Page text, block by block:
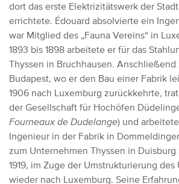
dort das erste Elektrizitätswerk der
errichtete. Édouard absolvierte ein
war Mitglied des „Fauna Vereins“ in
1893 bis 1898 arbeitete er für das
Thyssen in Bruchhausen. Anschließend
Budapest, wo er den Bau einer Fabrik
1906 nach Luxemburg zurückkehrte,
der Gesellschaft für Hochöfen
Fourneaux de Dudelange) und
Ingenieur in der Fabrik in
zum Unternehmen Thyssen in
1919, im Zuge der Umstrukturierung des
wieder nach Luxemburg. Seine